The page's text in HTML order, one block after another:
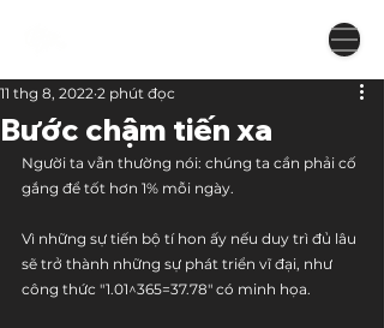
Bước chậm tiến xa
11 thg 8, 2022 2 phút đọc
Người ta vẫn thường nói: chúng ta cần phải cố
gắng để tốt hơn 1% mỗi ngày.
Vì những sự tiến bộ tí hon ấy nếu duy trì đủ lâu
sẽ trở thành những sự phát triển vĩ đại, như
công thức "1.01^365=37.78" có minh họa.